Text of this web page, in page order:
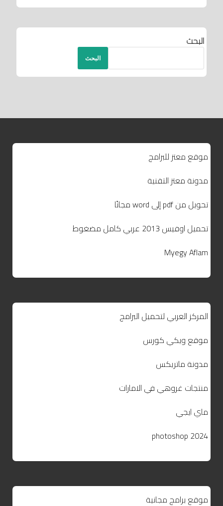
البحث
البحث
موقع معتز للبرامج
مدونة معتز التقنية
تحويل من pdf إلى word مجانًا
تحميل اوفيس 2013 عربي كامل مضغوط
Myegy Aflam
المركز العربي لتحميل البرامج
موقع ويكي كورس
مدونة ماتريكس
منتجات غروهي في الامارات
ماي ايجي
photoshop 2024
موقع برامج مجانية